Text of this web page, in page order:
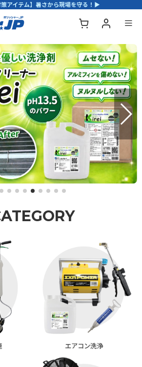
アイテム】暑さから現場を守る！▶
エアコン洗浄